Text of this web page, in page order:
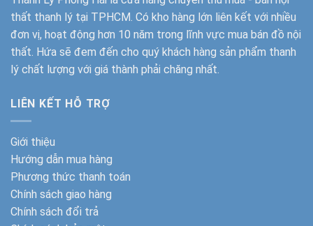
thất thanh lý tại TPHCM. Có kho hàng lớn liên kết với nhiều
đơn vị, hoạt động hơn 10 năm trong lĩnh vực mua bán đồ nội
thất. Hứa sẽ đem đến cho quý khách hàng sản phẩm thanh
lý chất lượng với giá thành phải chăng nhất.
LIÊN KẾT HỖ TRỢ
Giới thiệu
Hướng dẫn mua hàng
Phương thức thanh toán
Chính sách giao hàng
Chính sách đổi trả